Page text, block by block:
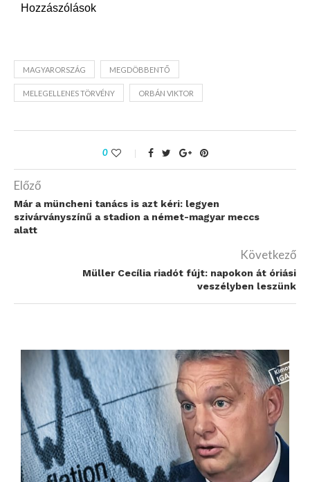
Hozzászólások
MAGYARORSZÁG MEGDÖBBENTŐ
MELEGELLENES TÖRVÉNY ORBÁN VIKTOR
0
Előző
Már a müncheni tanács is azt kéri: legyen
szivárványszínű a stadion a német-magyar meccs
alatt
Következő
Müller Cecília riadót fújt: napokon át óriási
veszélyben leszünk